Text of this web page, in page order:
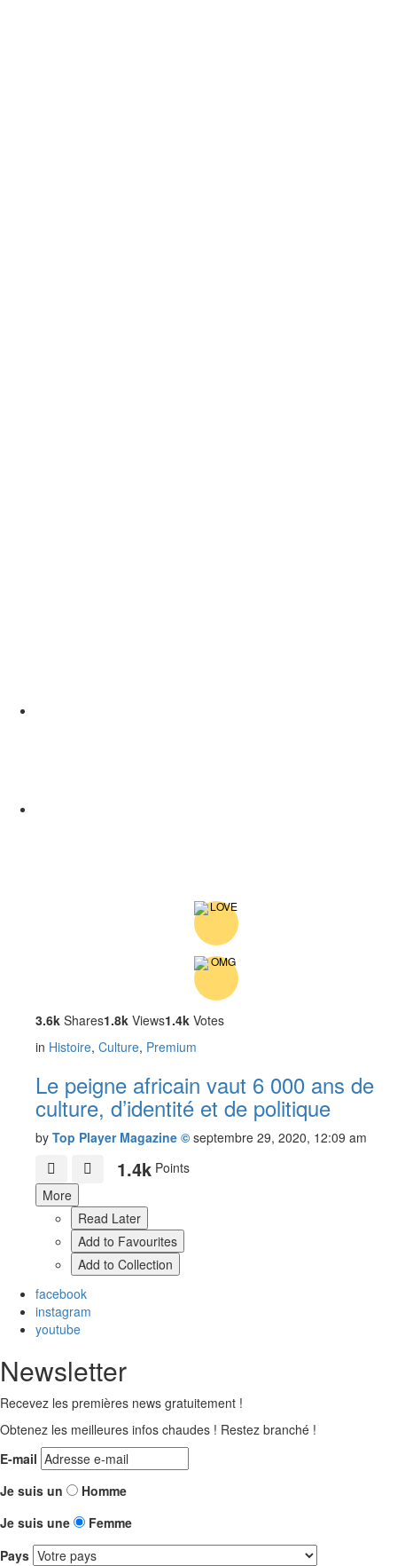
3.6k Shares1.8k Views1.4k Votes
in Histoire, Culture, Premium
Le peigne africain vaut 6 000 ans de
culture, d’identité et de politique
by Top Player Magazine © septembre 29, 2020, 12:09 am
1.4k Points
More
Read Later
Add to Favourites
Add to Collection
facebook
instagram
youtube
Newsletter
Recevez les premières news gratuitement !
Obtenez les meilleures infos chaudes ! Restez branché !
E-mail
Je suis un
Homme
Je suis une
Femme
Pays